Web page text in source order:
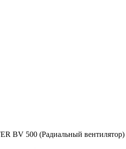
BV 500 (Радиальный вентилятор)